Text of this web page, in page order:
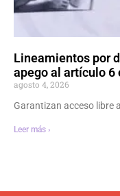
Lineamientos por
apego al artículo 6
agosto 4, 2026
Garantizan acceso libre
Leer más ›